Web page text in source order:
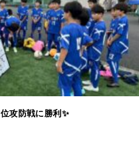
攻防戦に勝利✨